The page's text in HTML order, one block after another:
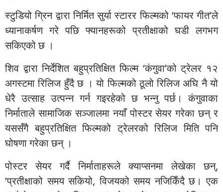
स्टुडियो ग्रिन द्वारा निर्मित सुर्या स्टारर फिल्मको ‘फायर गीत’ले
ध्यानाकर्षण गरे पछि फ्यानहरूको प्रतीक्षाको घडी लगभग
सकिएको छ ।
शिव द्वारा निर्देशित बहुप्रतिक्षित फिल्म ‘कंगुवा’को ट्रेलर १२
अगस्टमा रिलिज हुँदै छ । यो फिल्मको ठूलो रिलिज अघि नै यो
धेरै उत्साह उत्पन्न गर्न गइरहेको छ भन्नु पर्छ। कंगुवाका
निर्माताले सामाजिक सञ्जालमा नयाँ पोस्टर सेयर गरेका छन् र
यससँगै बहुप्रतिक्षित फिल्मको ट्रेलरको रिलिज मिति पनि
घोषणा गरेका छन् ।
पोस्टर सेयर गर्दै निर्माताहरूले क्याप्सनमा लेखेका छन्,
‘प्रतीक्षाको समय सकियो, विजयको समय नजिकिँदै छ। एक